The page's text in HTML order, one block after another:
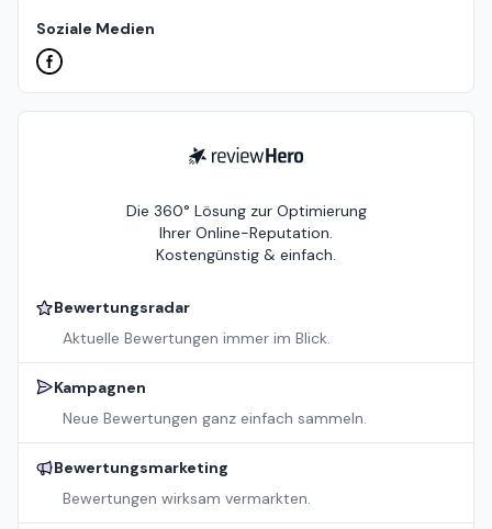
Soziale Medien
ReviewHero
Die 360° Lösung zur Optimierung
Ihrer Online-Reputation.
Kostengünstig & einfach.
Bewertungsradar
Aktuelle Bewertungen immer im Blick.
Kampagnen
Neue Bewertungen ganz einfach sammeln.
Bewertungsmarketing
Bewertungen wirksam vermarkten.